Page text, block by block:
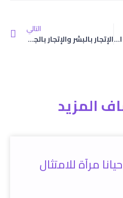
العنف الجنسي والتهجير القسري
التالي
الإتجار بالبشر والإتجار بالجنس
المزيد
مرآة للامتثال